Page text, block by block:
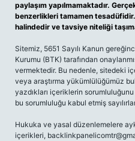
paylaşım yapılmamaktadır.
benzerlikleri tamamen
halindedir ve tavsiye niteliği
Sitemiz, 5651 Sayılı Kanun
Kurumu (BTK) tarafından
vermektedir. Bu nedenle, sitedeki
veya araştırma yükümlülüğümüz
yazdıkları içeriklerin
bu sorumluluğu kabul etmiş
Hukuka ve yasal düzenlemelere
içerikleri,